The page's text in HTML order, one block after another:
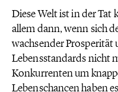
Diese Welt ist in der
allem dann, wenn sich
wachsender Prosperität
Lebensstandards nicht
Konkurrenten um
Lebenschancen haben